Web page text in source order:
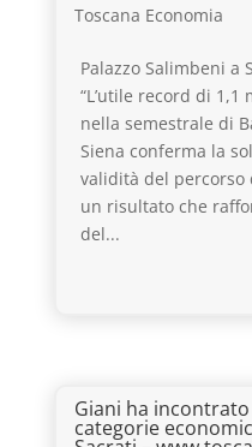
Toscana Economia
Palazzo Salimbeni a
“L’utile record di
nella semestrale di
Siena conferma la
validità del percorso
un risultato che
del...
Giani ha
categorie